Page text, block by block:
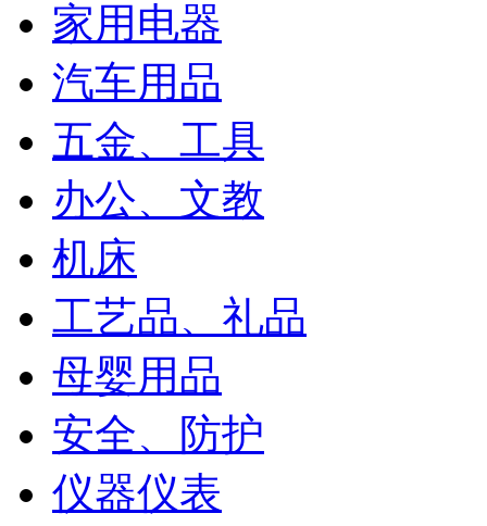
家用电器
汽车用品
五金、工具
办公、文教
机床
工艺品、礼品
母婴用品
安全、防护
仪器仪表